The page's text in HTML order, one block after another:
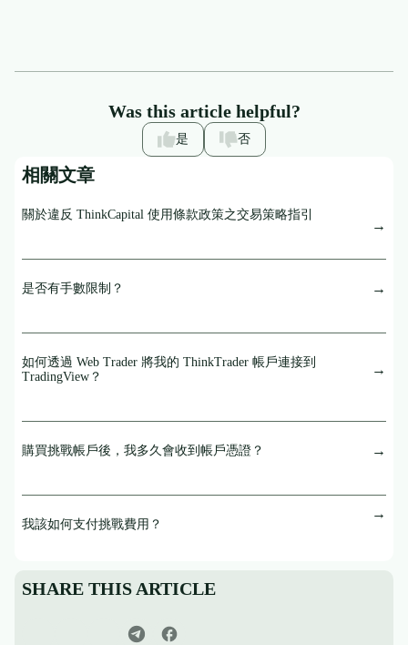
Was this article helpful?
是 否
相關文章
關於違反 ThinkCapital 使用條款政策之交易策略指引
是否有手數限制？
如何透過 Web Trader 將我的 ThinkTrader 帳戶連接到
TradingView？
購買挑戰帳戶後，我多久會收到帳戶憑證？
我該如何支付挑戰費用？
SHARE THIS ARTICLE